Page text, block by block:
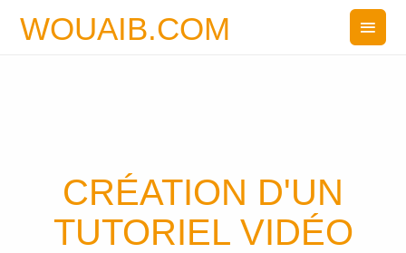
WOUAIB.COM
CRÉATION D'UN
TUTORIEL VIDÉO